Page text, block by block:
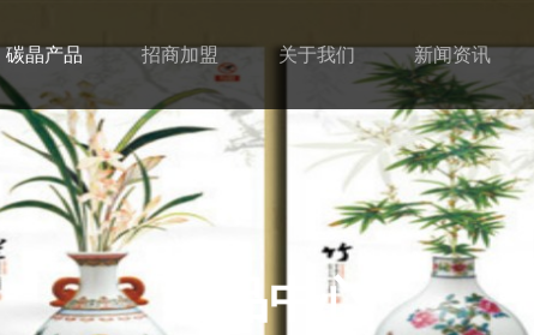
碳晶产品 招商加盟 关于我们 新闻资讯
产品中心